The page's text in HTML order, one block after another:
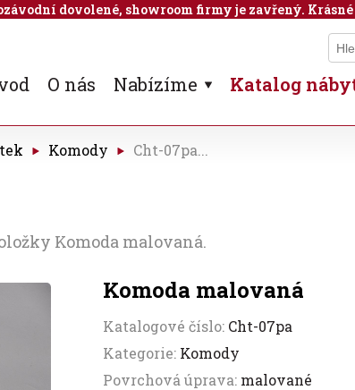
O nás Nabízíme Katalog
Komoda malovaná.
Komody Cht-07pa...
Komoda malovaná
Katalogové číslo: Cht-07pa
Kategorie: Komody
Povrchová úprava: malované
dovolené, showroom firmy je zavřený.